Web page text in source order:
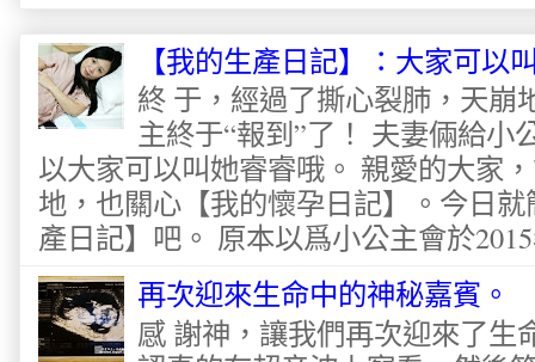
【我的生產日記】：大家可以
終 于，經過了撕心裂肺，天崩
主終于“報到”了！ 夫妻倆給小
以大家可以叫她睿睿哦。 親愛的大家
地，也關心【我的懷孕日記】。今日
產日記】吧。 原本以爲小公主會於
再次迎來生命中的神秘嘉賓。
感 謝神，讓我們再次迎來了生